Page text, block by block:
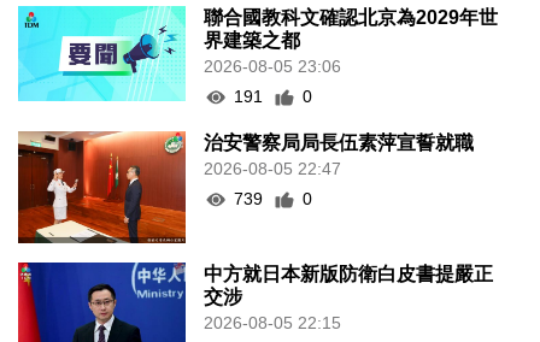
聯合國教科文確認北京為2029年世
界建築之都
2026-08-05 23:06
191
0
治安警察局局長伍素萍宣誓就職
2026-08-05 22:47
739
0
中方就日本新版防衛白皮書提嚴正
交涉
2026-08-05 22:15